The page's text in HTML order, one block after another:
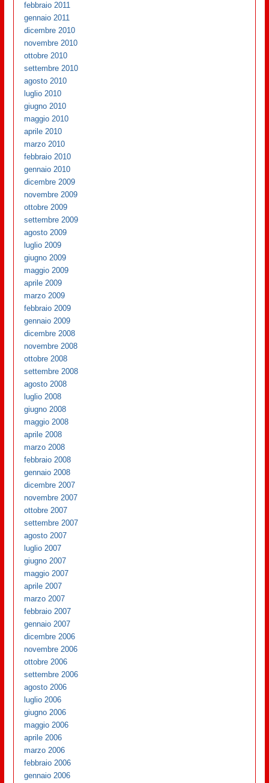
febbraio 2011
gennaio 2011
dicembre 2010
novembre 2010
ottobre 2010
settembre 2010
agosto 2010
luglio 2010
giugno 2010
maggio 2010
aprile 2010
marzo 2010
febbraio 2010
gennaio 2010
dicembre 2009
novembre 2009
ottobre 2009
settembre 2009
agosto 2009
luglio 2009
giugno 2009
maggio 2009
aprile 2009
marzo 2009
febbraio 2009
gennaio 2009
dicembre 2008
novembre 2008
ottobre 2008
settembre 2008
agosto 2008
luglio 2008
giugno 2008
maggio 2008
aprile 2008
marzo 2008
febbraio 2008
gennaio 2008
dicembre 2007
novembre 2007
ottobre 2007
settembre 2007
agosto 2007
luglio 2007
giugno 2007
maggio 2007
aprile 2007
marzo 2007
febbraio 2007
gennaio 2007
dicembre 2006
novembre 2006
ottobre 2006
settembre 2006
agosto 2006
luglio 2006
giugno 2006
maggio 2006
aprile 2006
marzo 2006
febbraio 2006
gennaio 2006